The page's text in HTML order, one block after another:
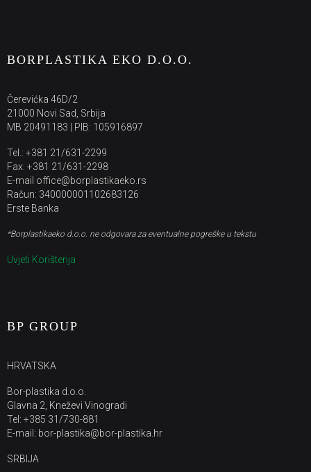
BORPLASTIKA EKO D.O.O.
Čerevićka 46D/2
21000 Novi Sad, Srbija
MB 20491183 | PIB: 105916897
Tel.: +381 21/631-2299
Fax: +381 21/631-2298
E-mail office@borplastikaeko.rs
Račun: 340000001102683126
Erste Banka
*Borplastikaeko d.o.o. ne odgovara za eventualne pogreške u tekstu
Uvjeti Korištenja
BP GROUP
HRVATSKA
Bor-plastika d.o.o.
Glavna 2, Kneževi Vinogradi
Tel: +385 31/730-881
E-mail: bor-plastika@bor-plastika.hr
SRBIJA